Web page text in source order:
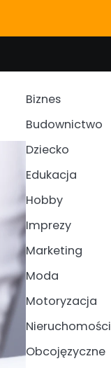
Biznes
Budownictwo
Dziecko
Edukacja
Hobby
Imprezy
Marketing
Moda
Motoryzacja
Nieruchomości
Obcojęzyczne